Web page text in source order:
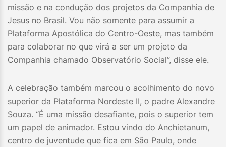
missão e na condução dos projetos da Companhia de
Jesus no Brasil. Vou não somente para assumir a
Plataforma Apostólica do Centro-Oeste, mas também
para colaborar no que virá a ser um projeto da
Companhia chamado Observatório Social”, disse ele.
A celebração também marcou o acolhimento do novo
superior da Plataforma Nordeste II, o padre Alexandre
Souza. “É uma missão desafiante, pois o superior tem
um papel de animador. Estou vindo do Anchietanum,
centro de juventude que fica em São Paulo, onde